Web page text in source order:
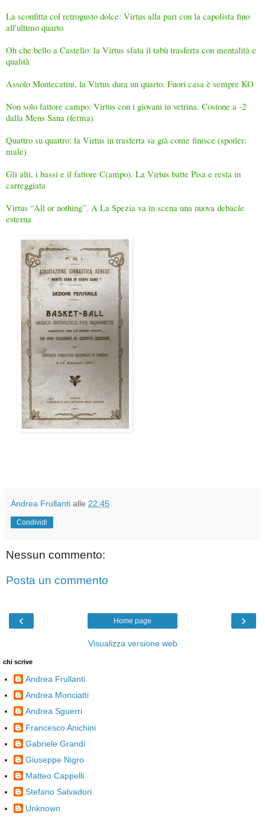
La sconfitta col retrogusto dolce: Virtus alla pari con la capolista fino
all'ultimo quarto
Oh che bello a Castello: la Virtus sfata il tabù trasferta con mentalità e
qualità
Assolo Montecatini, la Virtus dura un quarto. Fuori casa è sempre KO
Non solo fattore campo: Virtus con i giovani in vetrina. Costone a -2
dalla Mens Sana (ferma)
Quattro su quattro: la Virtus in trasferta sa già come finisce (spoiler:
male)
Gli alti, i bassi e il fattore C(ampo). La Virtus batte Pisa e resta in
carreggiata
Virtus “All or nothing”. A La Spezia va in scena una nuova debacle
esterna
Andrea Frullanti alle 22:45
Condividi
Nessun commento:
Posta un commento
‹ ›
Home page
Visualizza versione web
chi scrive
Andrea Frullanti
Andrea Monciatti
Andrea Sguerri
Francesco Anichini
Gabriele Grandi
Giuseppe Nigro
Matteo Cappelli
Stefano Salvadori
Unknown